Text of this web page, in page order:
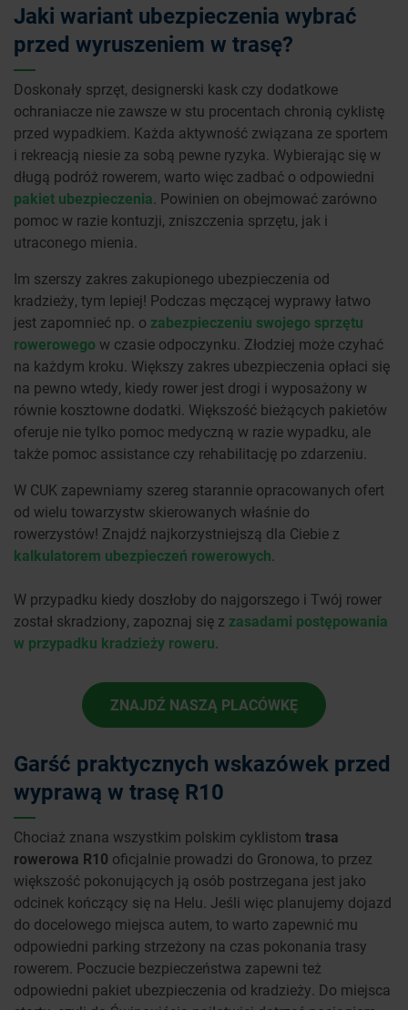
Jaki wariant ubezpieczenia wybrać
przed wyruszeniem w trasę?
Doskonały sprzęt, designerski kask czy dodatkowe
ochraniacze nie zawsze w stu procentach chronią cyklistę
przed wypadkiem. Każda aktywność związana ze sportem
i rekreacją niesie za sobą pewne ryzyka. Wybierając się w
długą podróż rowerem, warto więc zadbać o odpowiedni
pakiet ubezpieczenia. Powinien on obejmować zarówno
pomoc w razie kontuzji, zniszczenia sprzętu, jak i
utraconego mienia.
Im szerszy zakres zakupionego ubezpieczenia od
kradzieży, tym lepiej! Podczas męczącej wyprawy łatwo
jest zapomnieć np. o zabezpieczeniu swojego sprzętu
rowerowegow czasie odpoczynku. Złodziej może czyhać
na każdym kroku. Większy zakres ubezpieczenia opłaci się
na pewno wtedy, kiedy rower jest drogi i wyposażony w
równie kosztowne dodatki. Większość bieżących pakietów
oferuje nie tylko pomoc medyczną w razie wypadku, ale
także pomoc assistance czy rehabilitację po zdarzeniu.
W CUK zapewniamy szereg starannie opracowanych ofert
od wielu towarzystw skierowanych właśnie do
rowerzystów! Znajdź najkorzystniejszą dla Ciebie z
kalkulatorem ubezpieczeń rowerowych.
W przypadku kiedy doszłoby do najgorszego i Twój rower
został skradziony, zapoznaj się z zasadami postępowania
w przypadku kradzieży roweru.
ZNAJDŹ NASZĄ PLACÓWKĘ
Garść praktycznych wskazówek przed
wyprawą w trasę R10
Chociaż znana wszystkim polskim cyklistom trasa
rowerowa R10 oficjalnie prowadzi do Gronowa, to przez
większość pokonujących ją osób postrzegana jest jako
odcinek kończący się na Helu. Jeśli więc planujemy dojazd
do docelowego miejsca autem, to warto zapewnić mu
odpowiedni parking strzeżony na czas pokonania trasy
rowerem. Poczucie bezpieczeństwa zapewni też
odpowiedni pakiet ubezpieczenia od kradzieży. Do miejsca